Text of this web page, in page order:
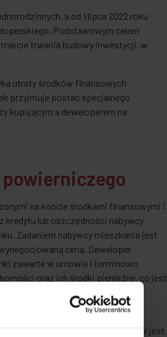
a od 1 lipca 2022 roku
Podstawowym celem
trwania budowy inwestycji, w
utraty środków finansowych
przyjmuje postać specjalnego
kupującym a deweloperem na
powierniczego
na koncie środkami finansowymi i
kredytu lub oszczędności nabywcy.
Zadaniem nabywcy mieszkania jest
ceną. Deweloper
zawarte w umowie i terminowo
oraz ich środki pieniężne, co jest
domu jednorodzinnego deweloper jest